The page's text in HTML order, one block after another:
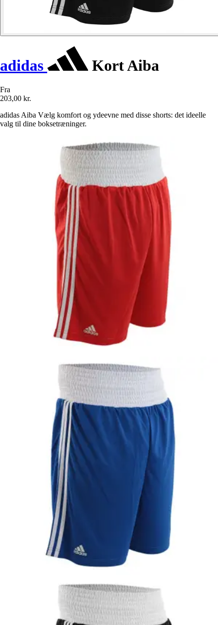
adidas Kort Aiba
Fra
203,00 kr.
adidas Aiba Vælg komfort og ydeevne med disse shorts: det ideelle
valg til dine boksetræninger.